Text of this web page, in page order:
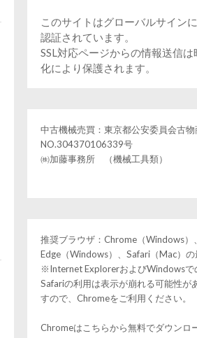
このサイトはグローバルサイン
認証されています。
SSL対応ページからの情報送信は
化により保護されます。
中古機械売買：東京都公安委員会古
NO.304370106339号
㈱加藤事務所 （機械工具類）
推奨ブラウザ：Chrome（Windows）、
Edge（Windows）、Safari（Mac）の
※Internet ExplorerおよびWindowsで
Safariの利用は表示が崩れる可能性が
すので、Chromeをご利用ください。
Chromeはこちらから無料でダウンロ